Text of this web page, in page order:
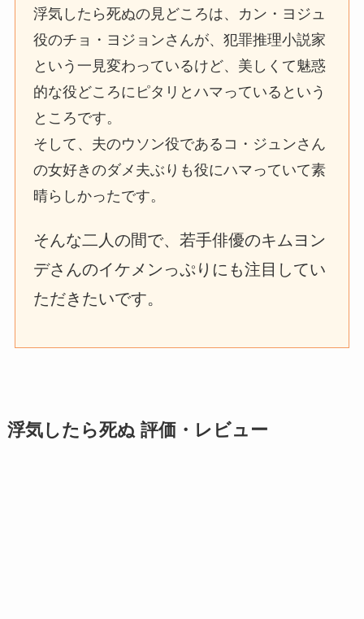
浮気したら死ぬの見どころは、カン・ヨジュ
役のチョ・ヨジョンさんが、犯罪推理小説家
という一見変わっているけど、美しくて魅惑
的な役どころにピタリとハマっているという
ところです。
そして、夫のウソン役であるコ・ジュンさん
の女好きのダメ夫ぶりも役にハマっていて素
晴らしかったです。
そんな二人の間で、若手俳優のキムヨン
デさんのイケメンっぷりにも注目してい
ただきたいです。
浮気したら死ぬ 評価・レビュー